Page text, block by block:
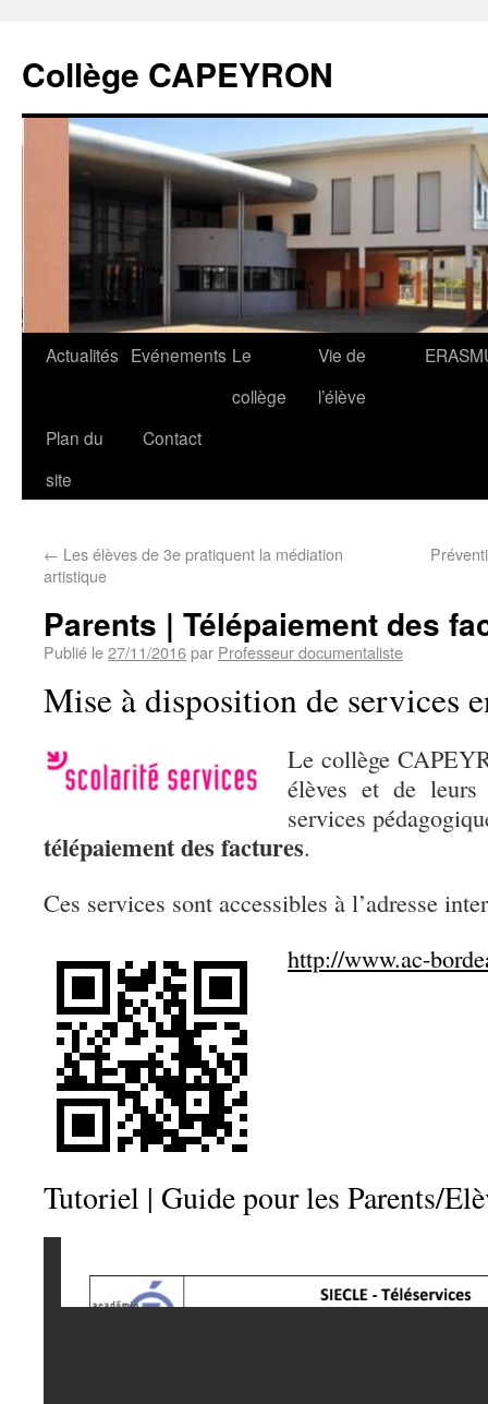
Collège CAPEYRON
Actualités Evénements Le
collège
Vie de
l’élève
Plan du
site
Contact
← Les élèves de 3e pratiquent la médiation
artistique
Parents | Télépaiement des
Publié le27/11/2016par Professeur documentaliste
Mise à disposition de services
Le collège
élèves et de leurs
services
télépaiement des factures.
Ces services sont accessibles à l’adresse
http://www.ac-
Tutoriel | Guide pour les Parents/